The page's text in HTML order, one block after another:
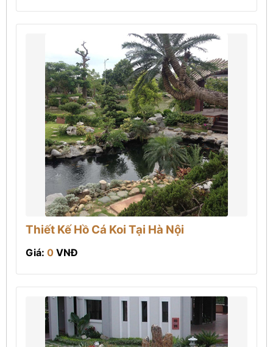
Thiết Kế Hồ Cá Koi Tại Hà Nội
Giá: 0 VNĐ